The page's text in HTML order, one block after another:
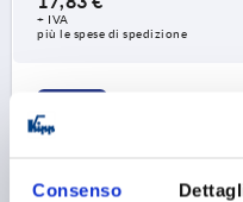
Consenso
+ IVA
più le spese di spedizione